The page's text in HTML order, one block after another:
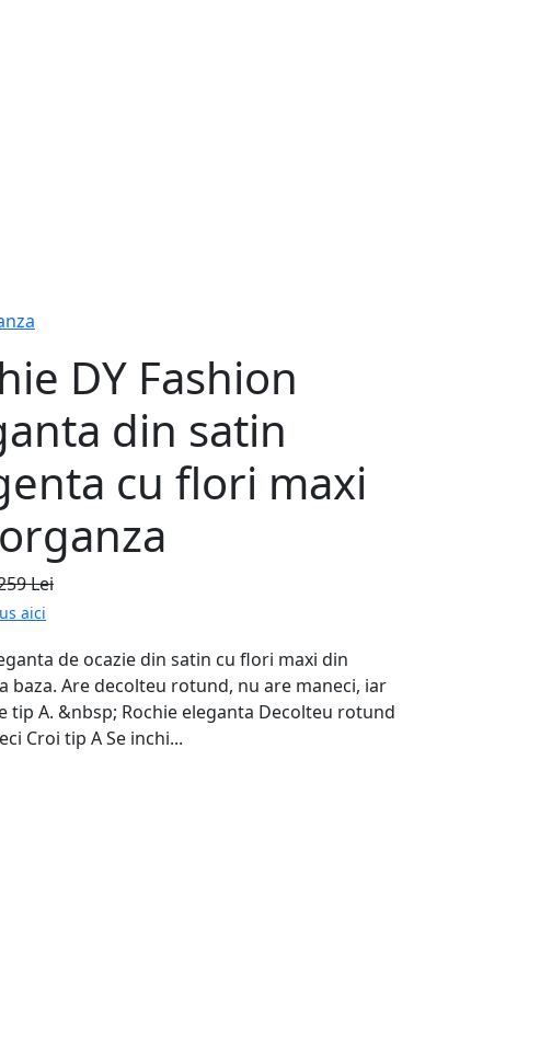
DY Fashion
din satin
cu flori maxi
Lei
aici
de ocazie din satin cu flori maxi din
baza. Are decolteu rotund, nu are maneci, iar
tip A. &nbsp; Rochie eleganta Decolteu rotund
Croi tip A Se inchi...